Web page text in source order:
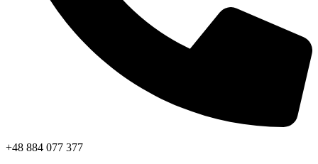
+48 884 077 377